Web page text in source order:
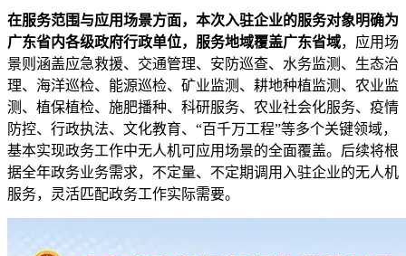
在服务范围与应用场景方面，本次入驻企业的服务对象明确为
广东省内各级政府行政单位，服务地域覆盖广东省域，应用场
景则涵盖应急救援、交通管理、安防巡查、水务监测、生态治
理、海洋巡检、能源巡检、矿业监测、耕地种植监测、农业监
测、植保植检、施肥播种、科研服务、农业社会化服务、疫情
防控、行政执法、文化教育、“百千万工程”等多个关键领域，
基本实现政务工作中无人机可应用场景的全面覆盖。后续将根
据全年政务业务需求，不定量、不定期调用入驻企业的无人机
服务，灵活匹配政务工作实际需要。